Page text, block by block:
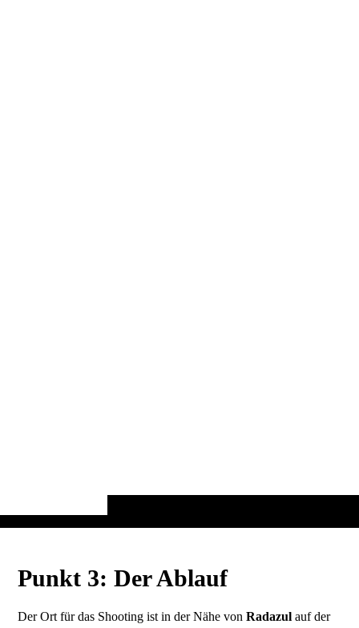
Punkt 3: Der Ablauf
Der Ort für das Shooting ist in der Nähe vonRadazul auf der